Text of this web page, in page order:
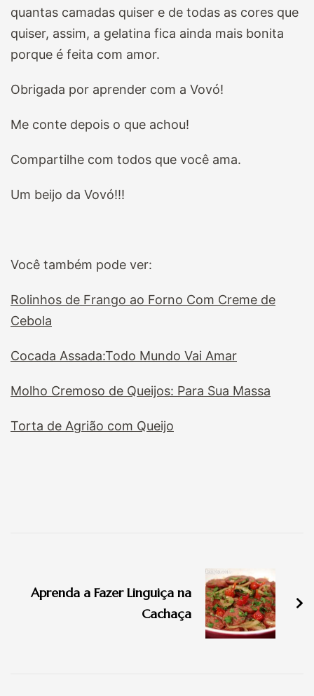
quantas camadas quiser e de todas as cores que
quiser, assim, a gelatina fica ainda mais bonita
porque é feita com amor.
Obrigada por aprender com a Vovó!
Me conte depois o que achou!
Compartilhe com todos que você ama.
Um beijo da Vovó!!!
Você também pode ver:
Rolinhos de Frango ao Forno Com Creme de
Cebola
Cocada Assada:Todo Mundo Vai Amar
Molho Cremoso de Queijos: Para Sua Massa
Torta de Agrião com Queijo
post
Aprenda a Fazer Linguiça na
Cachaça